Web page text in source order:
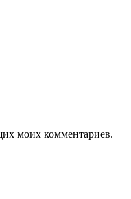
моих комментариев.